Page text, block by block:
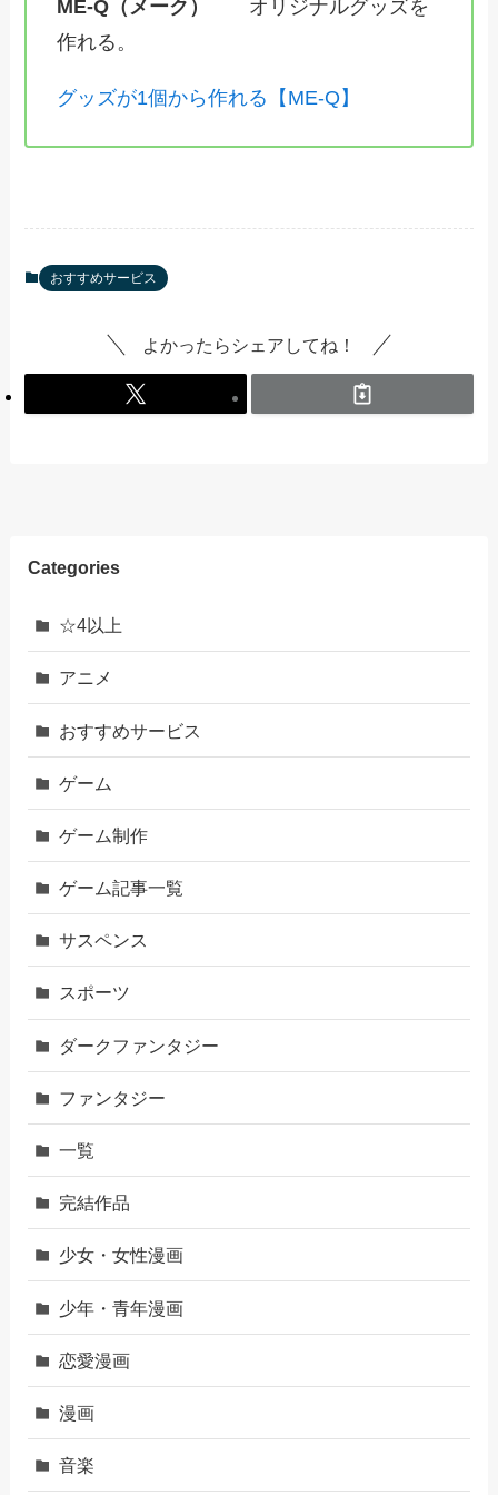
ME-Q（メーク）
オリジナルグッズを
作れる。
グッズが1個から作れる【ME-Q】
おすすめサービス
よかったらシェアしてね！
Categories
☆4以上
アニメ
おすすめサービス
ゲーム
ゲーム制作
ゲーム記事一覧
サスペンス
スポーツ
ダークファンタジー
ファンタジー
一覧
完結作品
少女・女性漫画
少年・青年漫画
恋愛漫画
漫画
音楽